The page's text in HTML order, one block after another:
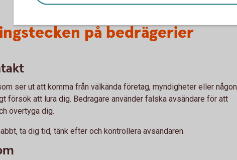
på bedrägerier
ser ut att komma från välkända företag, myndigheter eller någon
försök att lura dig. Bedragare använder falska avsändare för att
övertyga dig.
ta dig tid, tänk efter och kontrollera avsändaren.